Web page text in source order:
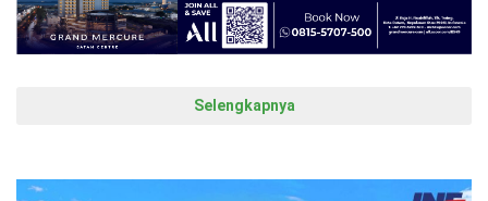
Selengkapnya